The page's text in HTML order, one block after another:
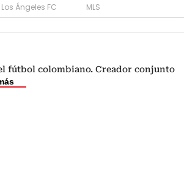
Los Ángeles FC MLS
fútbol colombiano. Creador conjunto